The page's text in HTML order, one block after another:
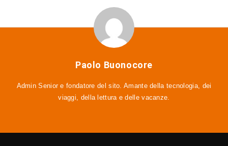
Paolo Buonocore
Admin Senior e fondatore del sito. Amante della tecnologia, dei
viaggi, della lettura e delle vacanze.